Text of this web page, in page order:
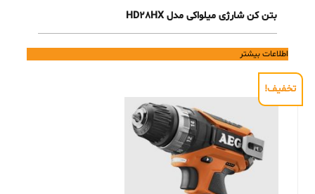
بتن کن شارژی میلواکی مدل HD28HX
اطلاعات بیشتر
تخفیف!